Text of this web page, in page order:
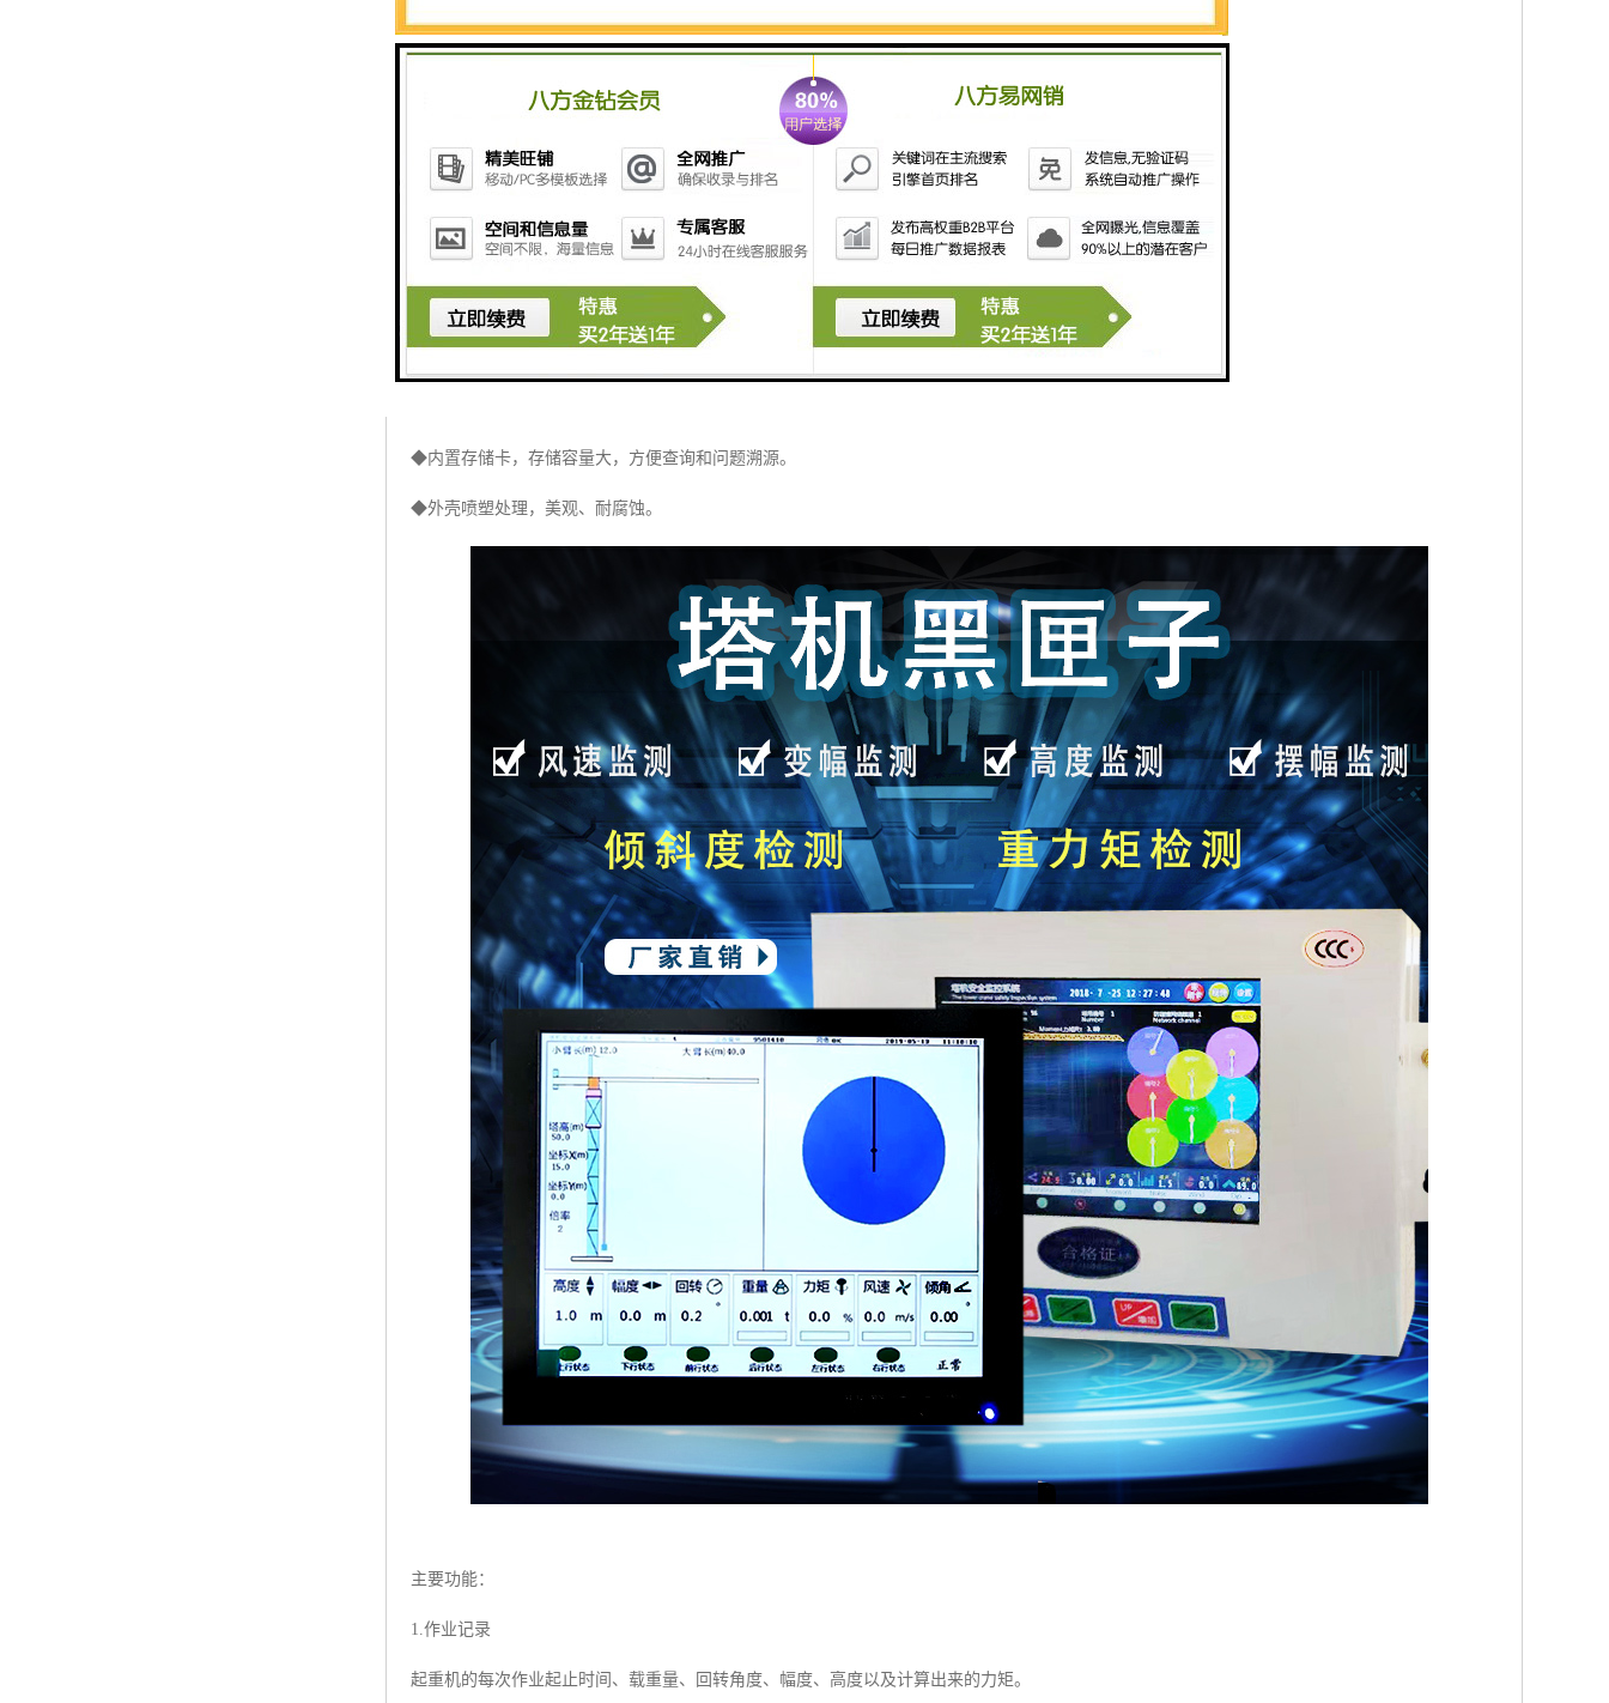
产品特点:
◆发音提醒，音量大，语音清晰。
◆红色报警提示界面，及时、醒目。
◆模块单元化设计，功能组合方便，选择性强。
◆结构设计合理，安装方便，适应性强。
◆内置存储卡，存储容量大，方便查询和问题溯源。
◆外壳喷塑处理，美观、耐腐蚀。
主要功能：
1.作业记录
起重机的每次作业起止时间、载重量、回转角度、幅度、高度以及计算出来的力矩。